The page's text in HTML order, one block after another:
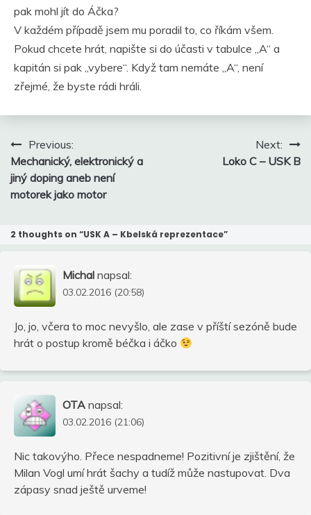
pak mohl jít do Áčka?
V každém případě jsem mu poradil to, co říkám všem.
Pokud chcete hrát, napište si do účasti v tabulce „A“ a
kapitán si pak „vybere“. Když tam nemáte „A“, není
zřejmé, že byste rádi hráli.
Navigace
příspěvek
Previous:
Mechanický, elektronický a
jiný doping aneb není
motorek jako motor
Next:
Loko C – USK B
2 thoughts on “USK A – Kbelská reprezentace”
Michal napsal:
03.02.2016 (20:58)
Jo, jo, včera to moc nevyšlo, ale zase v příští sezóně bude
hrát o postup kromě béčka i áčko
OTA napsal:
03.02.2016 (21:06)
Nic takovýho. Přece nespadneme! Pozitivní je zjištění, že
Milan Vogl umí hrát šachy a tudíž může nastupovat. Dva
zápasy snad ještě urveme!